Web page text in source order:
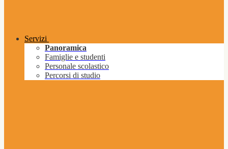
Servizi
Panoramica
Famiglie e studenti
Personale scolastico
Percorsi di studio